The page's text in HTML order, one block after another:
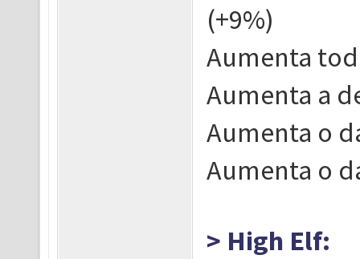
(+9%)
Aumenta
Aumenta a
Aumenta o
Aumenta o
> High Elf: